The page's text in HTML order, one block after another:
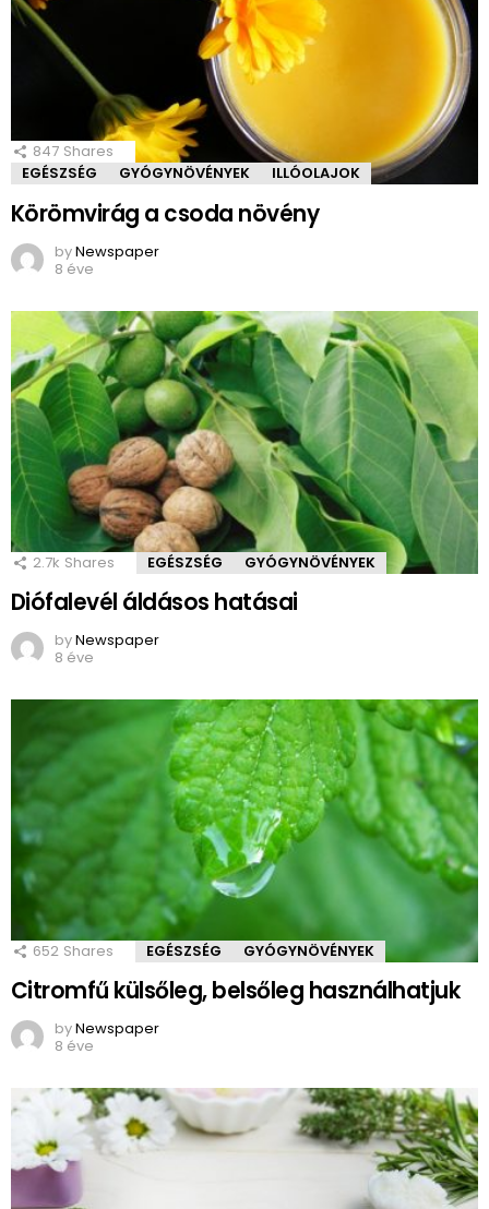
847 Shares
EGÉSZSÉG
GYÓGYNÖVÉNYEK ILLÓOLAJOK
Körömvirág a csoda növény
byNewspaper
8 éve
2.7k Shares EGÉSZSÉG GYÓGYNÖVÉNYEK
Diófalevél áldásos hatásai
byNewspaper
8 éve
652 Shares EGÉSZSÉG GYÓGYNÖVÉNYEK
Citromfű külsőleg, belsőleg használhatjuk
byNewspaper
8 éve